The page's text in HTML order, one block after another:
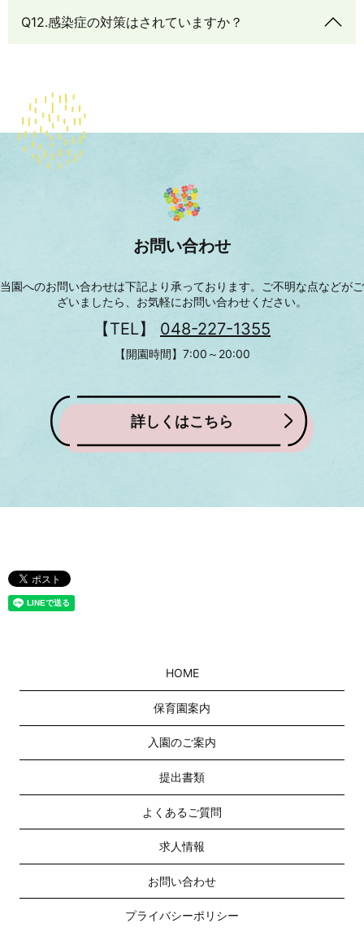
Q12.感染症の対策はされていますか？
お問い合わせ
当園へのお問い合わせは下記より承っております。
ご不明な点などがご
ざいましたら、お気軽にお問い合わせください。
【TEL】 048-227-1355
【開園時間】7:00～20:00
詳しくはこちら
HOME
保育園案内
入園のご案内
提出書類
よくあるご質問
求人情報
お問い合わせ
プライバシーポリシー